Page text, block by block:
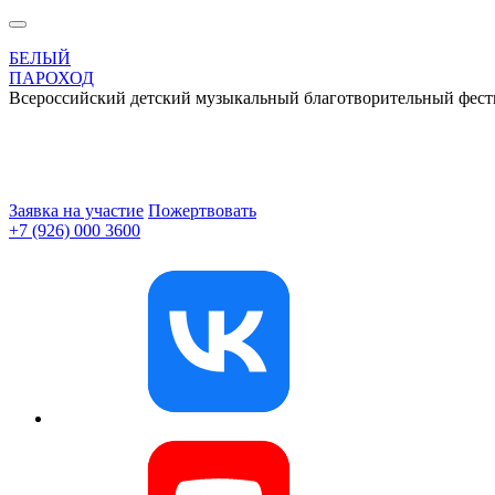
БЕЛЫЙ
ПАРОХОД
Всероссийский детский музыкальный благотворительный
Заявка на участие Пожертвовать
+7 (926) 000 3600